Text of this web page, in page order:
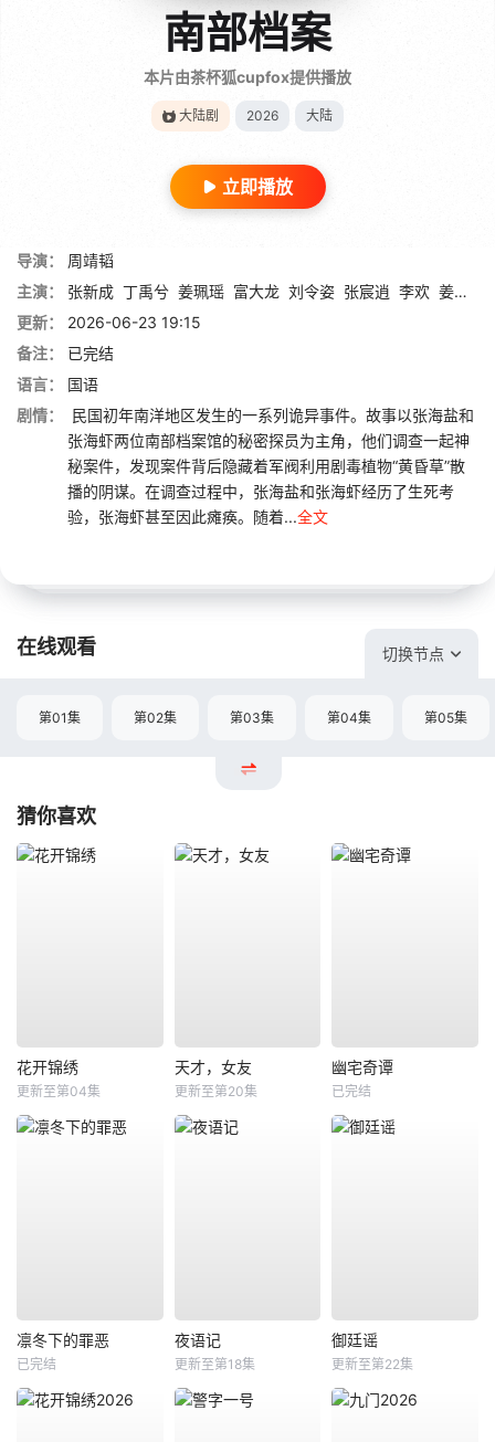
南部档案
本片由茶杯狐cupfox提供播放
大陆剧 2026 大陆
立即播放
导演：
周靖韬
主演：
张新成 丁禹兮 姜珮瑶 富大龙 刘令姿 张宸逍 李欢 姜卓君
更新：
2026-06-23 19:15
备注：
已完结
语言：
国语
剧情：
民国初年南洋地区发生的一系列诡异事件。故事以张海盐和
张海虾两位南部档案馆的秘密探员为主角，他们调查一起神
秘案件，发现案件背后隐藏着军阀利用剧毒植物“黄昏草”散
播的阴谋。在调查过程中，张海盐和张海虾经历了生死考
验，张海虾甚至因此瘫痪。随着...全文
在线观看 切换节点
第01集 第02集 第03集 第04集 第05集
猜你喜欢
花开锦绣
更新至第04集
天才，女友
更新至第20集
幽宅奇谭
已完结
凛冬下的罪恶
已完结
夜语记
更新至第18集
御廷谣
更新至第22集